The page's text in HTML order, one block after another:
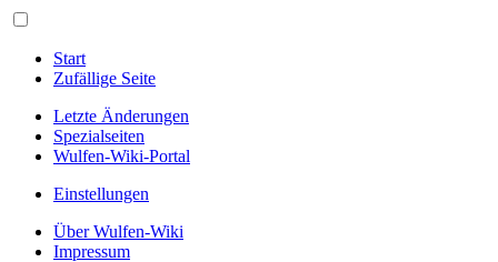
Start
Zufällige Seite
Letzte Änderungen
Spezialseiten
Wulfen-Wiki-Portal
Einstellungen
Über Wulfen-Wiki
Impressum